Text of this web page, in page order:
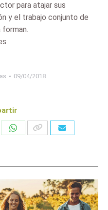
para atajar sus
y el trabajo conjunto de
09/04/2018
Share